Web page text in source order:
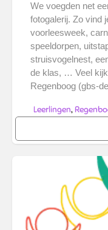
We voegden net
fotogalerij. Zo vind
voorleesweek,
speeldorpen,
struisvogelnest,
de klas, … Veel
Regenboog (gbs-
Leerlingen,